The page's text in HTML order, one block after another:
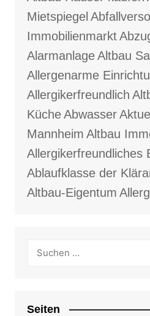
Mietspiegel
Immobilienmarkt
AlarmanlageAltbau
Allergenarme
Allergikerfreundlich
KücheAbwasser
Mannheim Altbau
Allergikerfreundliches
Ablaufklasse der
Altbau-Eigentum
Seiten